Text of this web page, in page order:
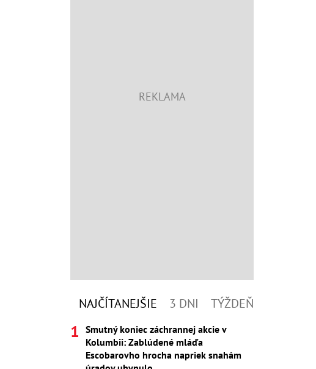
NAJČÍTANEJŠIE 3 DNI TÝŽDEŇ
Smutný koniec záchrannej akcie v
Kolumbii: Zablúdené mláďa
Escobarovho hrocha napriek snahám